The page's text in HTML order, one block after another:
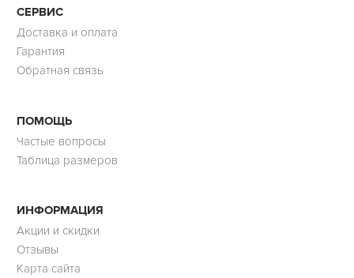
СЕРВИС
Доставка и оплата
Гарантия
Обратная связь
ПОМОЩЬ
Частые вопросы
Таблица размеров
ИНФОРМАЦИЯ
Акции и скидки
Отзывы
Карта сайта